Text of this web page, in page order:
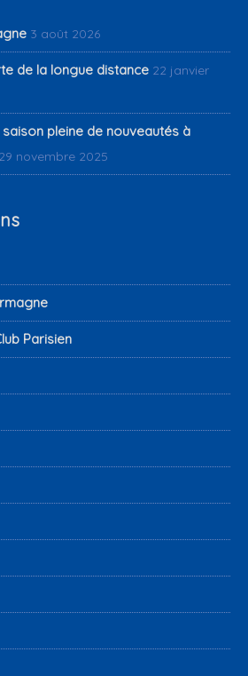
3 août 2026
de la longue distance 22 janvier
saison pleine de nouveautés à
29 novembre 2025
Parisien